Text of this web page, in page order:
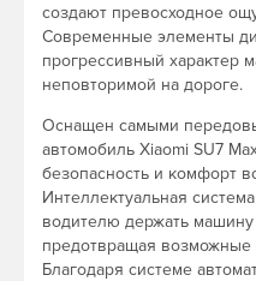
создают превосходное
Современные элементы
прогрессивный характер
неповторимой на дороге.
Оснащен самыми
автомобиль Xiaomi SU7
безопасность и комфорт
Интеллектуальная
водителю держать
предотвращая возможные
Благодаря системе